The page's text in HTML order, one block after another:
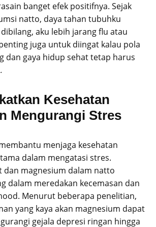
banget efek positifnya. Sejak
natto, daya tahan tubuhku
aku lebih jarang flu atau
juga untuk diingat kalau pola
dan gaya hidup sehat tetap harus
Kesehatan
Mengurangi Stres
menjaga kesehatan
dalam mengatasi stres.
dan magnesium dalam natto
dalam meredakan kecemasan dan
Menurut beberapa penelitian,
yang kaya akan magnesium dapat
gejala depresi ringan hingga